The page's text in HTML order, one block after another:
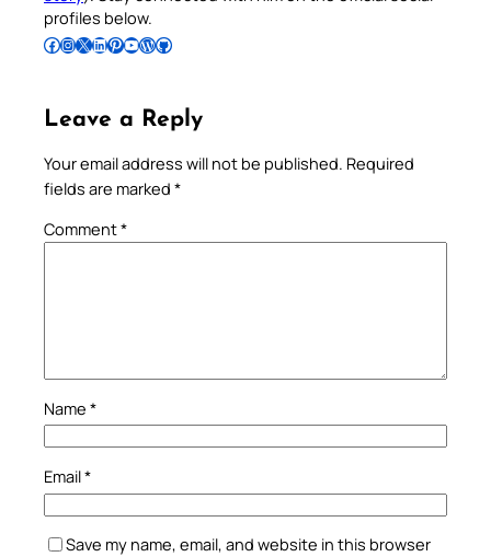
profiles below.
Follow Pradeep on Facebook Follow Pradeep on InstagramFollow Pradeep on X Follow Pradeep on LinkedIn Follow Pradeep on Pinterest Subscribe to Pradeep’s Youtube Channel Follow Pradeep on WordPress Follow Pradeep on GitHub
Leave a Reply
Your email address will not be published. Required
fields are marked *
Comment*
Name *
Email*
Save my name, email, and website in this browser